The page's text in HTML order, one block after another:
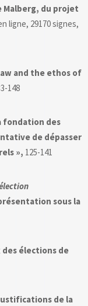
Malberg, du projet
ligne, 29170 signes,
and the ethos of
148
fondation des
de dépasser
», 125-141
sous la
des élections de
de la